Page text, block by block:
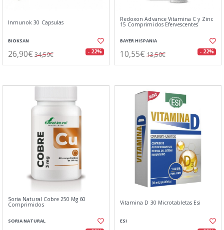
Inmunok 30 Capsulas
BIOKSAN
26,90€ 34,59€ - 22%
Redoxon Advance Vitamina C y Zinc
15 Comprimidos Efervescentes
BAYER HISPANIA
10,55€ 13,50€ - 22%
Soria Natural Cobre 250 Mg 60
Comprimidos
SORIA NATURAL
Vitamina D 30 Microtabletas Esi
ESI